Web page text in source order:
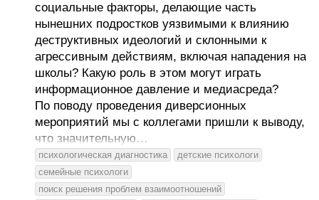
социальные факторы, делающие часть
нынешних подростков уязвимыми к влиянию
деструктивных идеологий и склонными к
агрессивным действиям, включая нападения на
школы? Какую роль в этом могут играть
информационное давление и медиасреда?
По поводу проведения диверсионных
мероприятий мы с коллегами пришли к выводу,
что значительную…
психологическая диагностика
детские психологи
семейные психологи
поиск решения проблем взаимоотношений